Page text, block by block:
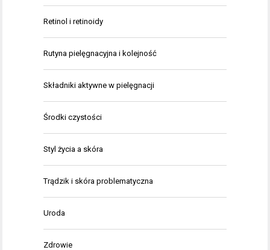
Retinol i retinoidy
Rutyna pielęgnacyjna i kolejność
Składniki aktywne w pielęgnacji
Środki czystości
Styl życia a skóra
Trądzik i skóra problematyczna
Uroda
Zdrowie